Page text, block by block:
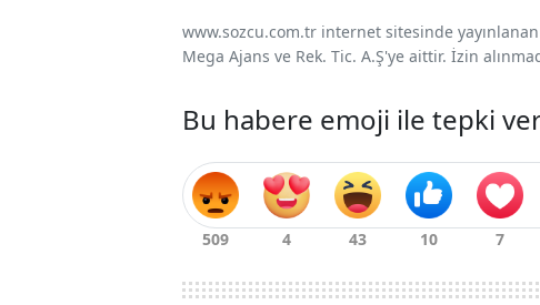
www.sozcu.com.tr internet sitesinde
Mega Ajans ve Rek. Tic. A.Ş'ye aittir. İzin
Bu habere emoji ile tepki